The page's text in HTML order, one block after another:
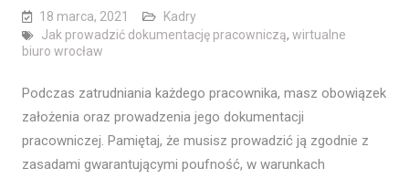
18 marca, 2021
Kadry
Jak prowadzić dokumentację pracowniczą, wirtualne
biuro wrocław
Podczas zatrudniania każdego pracownika, masz obowiązek
założenia oraz prowadzenia jego dokumentacji
pracowniczej. Pamiętaj, że musisz prowadzić ją zgodnie z
zasadami gwarantującymi poufność, w warunkach